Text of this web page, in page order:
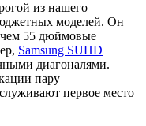
из нашего
моделей. Он
чем 55 дюймовые
Samsung SUHD
диагоналями.
пару
первое место